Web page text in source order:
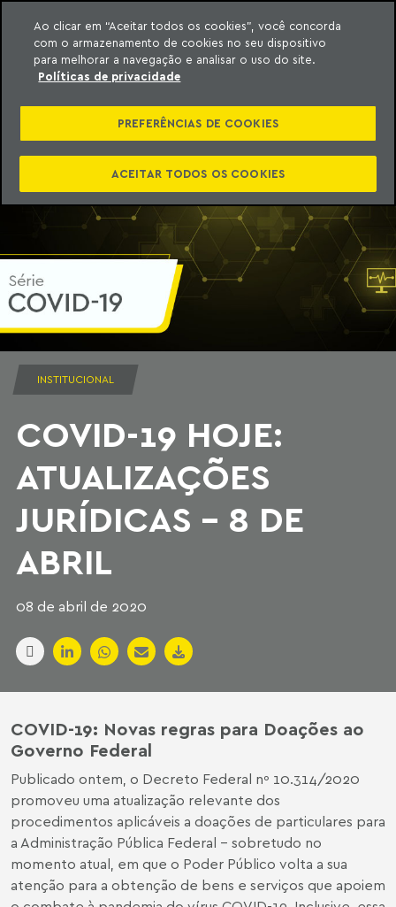
o conteúdo
Machado Meyer
INSTITUCIONAL
COVID-19 HOJE:
ATUALIZAÇÕES
JURÍDICAS - 8 DE
ABRIL
08 de abril de 2020
COVID-19: Novas regras para Doações ao
Governo Federal
Publicado ontem, o Decreto Federal nº 10.314/2020
promoveu uma atualização relevante dos
procedimentos aplicáveis a doações de particulares para
a Administração Pública Federal – sobretudo no
momento atual, em que o Poder Público volta a sua
atenção para a obtenção de bens e serviços que apoiem
Ao clicar em “Aceitar todos os cookies”, você concorda
com o armazenamento de cookies no seu dispositivo
para melhorar a navegação e analisar o uso do site.
Políticas de privacidade
PREFERÊNCIAS DE COOKIES
ACEITAR TODOS OS COOKIES